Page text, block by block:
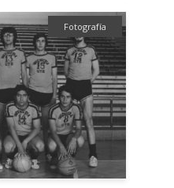
Fotografía